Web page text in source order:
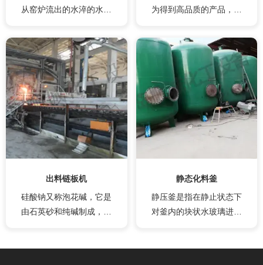
从窑炉流出的水淬的水玻
水玻璃的压力容器设备。 ●
设备结构：本设备由筒
体、封头组成。壳体上设
有加料口。 ●采用溶解滚筒
化料，滚筒的传动运行方
式采用齿轮和皮带传动相
结合的方式。此种传动方
式在设备开车、停车过程
中对设备的运转所产生的
证运行平稳，保护了电
机。 ●进气、出料口采用四
氟旋转接头，保证了良好
为得到高品质的产品，并
本，一直困扰很多生产厂
家，本套装置在对液体硅
酸钠的后期处理上采用了
国内一部分先进企业的生
产工艺，结合不同厂家的
需求，开发了这套生产系
统。系统主要由溶解部
分、气液分离部分、蒸汽
出料链板机
硅酸钠又称泡花碱，它是
由石英砂和纯碱制成，其
静态化料釜
静压釜是指在静止状态下
对釜内的块状水玻璃进行